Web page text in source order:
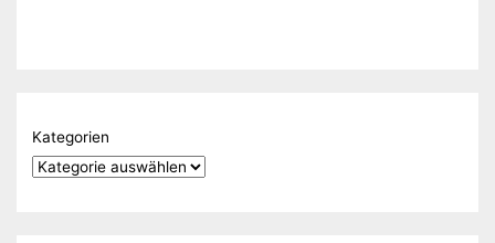
Kategorien